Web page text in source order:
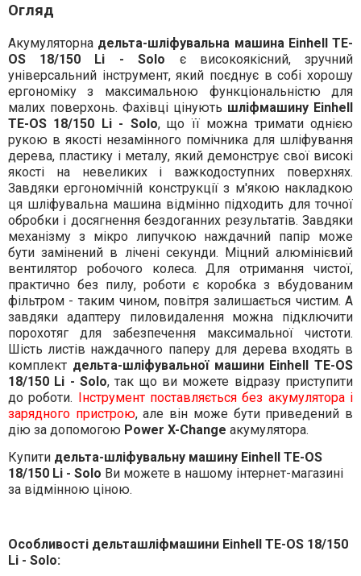
Огляд
Акумуляторна дельта-шліфувальна машина Einhell TE-
OS 18/150 Li - Solo є високоякісний, зручний
універсальний інструмент, який поєднує в собі хорошу
ергономіку з максимальною функціональністю для
малих поверхонь. Фахівці цінують шліфмашину Einhell
TE-OS 18/150 Li - Solo, що її можна тримати однією
рукою в якості незамінного помічника для шліфування
дерева, пластику і металу, який демонструє свої високі
якості на невеликих і важкодоступних поверхнях.
Завдяки ергономічній конструкції з м'якою накладкою
ця шліфувальна машина відмінно підходить для точної
обробки і досягнення бездоганних результатів. Завдяки
механізму з мікро липучкою наждачний папір може
бути замінений в лічені секунди. Міцний алюмінієвий
вентилятор робочого колеса. Для отримання чистої,
практично без пилу, роботи є коробка з вбудованим
фільтром - таким чином, повітря залишається чистим. А
завдяки адаптеру пиловидалення можна підключити
порохотяг для забезпечення максимальної чистоти.
Шість листів наждачного паперу для дерева входять в
комплект дельта-шліфувальної машини Einhell TE-OS
18/150 Li - Solo, так що ви можете відразу приступити
до роботи. Інструмент поставляється без акумулятора і
зарядного пристрою, але він може бути приведений в
дію за допомогою Power X-Change акумулятора.
Купити дельта-шліфувальну машину Einhell TE-OS
18/150 Li - Solo Ви можете в нашому інтернет-магазині
за відмінною ціною.
Особливості дельташліфмашини Einhell TE-OS 18/150
Li - Solo: